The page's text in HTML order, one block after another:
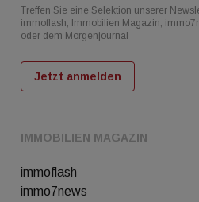
IMMOBILIEN MAGAZIN
immoflash
immo7news
Treffen Sie eine Selektion unserer
immoflash, Immobilien Magazin,
oder dem Morgenjournal
Jetzt anmelden